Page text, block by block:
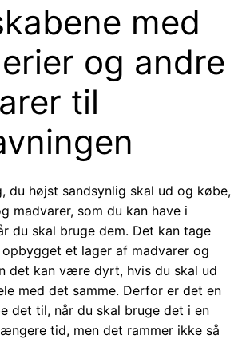
med
og andre
til
du højst sandsynlig skal ud og købe,
madvarer, som du kan have i
du skal bruge dem. Det kan tage
et lager af madvarer og
det kan være dyrt, hvis du skal ud
med det samme. Derfor er det en
det til, når du skal bruge det i en
tid, men det rammer ikke så